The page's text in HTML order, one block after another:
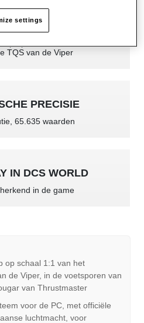
VAN HET VIPER
TQS
TQS van de Viper
PRECISIE
65.635 waarden
IN DCS WORLD
in de game
op schaal 1:1 van het
de Viper, in de voetsporen van
van Thrustmaster
voor de PC, met officiële
luchtmacht, voor
settings